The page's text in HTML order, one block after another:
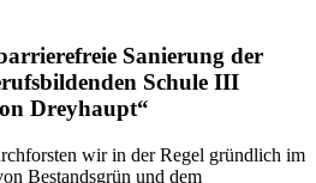
Sanierung der
Schule III
Dreyhaupt“
wir in der Regel gründlich im
Bestandsgrün und dem